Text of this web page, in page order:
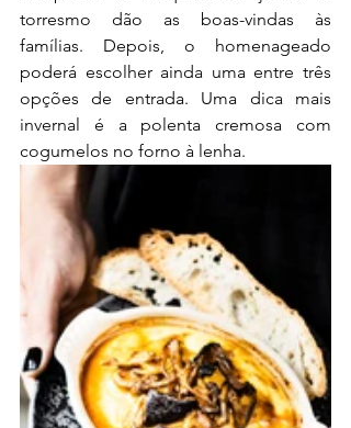
torresmo dão as boas-vindas às
famílias. Depois, o homenageado
poderá escolher ainda uma entre três
opções de entrada. Uma dica mais
invernal é a polenta cremosa com
cogumelos no forno à lenha.